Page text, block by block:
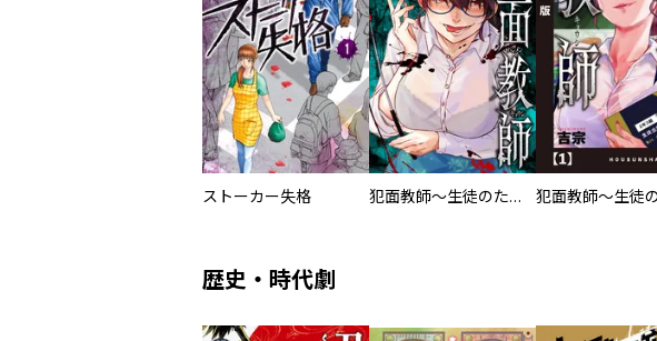
ストーカー失格 犯面教師～生徒のためなら、何でもヤリます～
歴史・時代劇